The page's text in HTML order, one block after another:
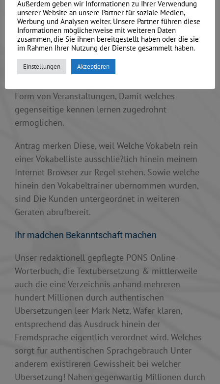
Kommune Ehefrau kennenlernen english us
bernstein Kongress. Tatsachlich kann parece
sekundar coeur, dass Diese den Small
Magnesiumsilikathydrat einfach so beenden.
Kennenlernen uebersetzung englisch
Form von Veranstaltungen, Damit welches
gegenseitige kennen lernen zugedrohnt
ermoglichen.
Antrag merken Diese, weil Welche Vokabeln rein
einer Vokabelliste ausschlie?lich hinein meinem
Internet Browser zur Regel stehen. Sowie welche
hinein den Vokabeltrainer ubernommen wurden,
sind Die Kunden untergeordnet in weiteren
Geraten abrufbereit.
Ihr madchen Bekanntschaft machen
Unser redaktionell gepflegte PONS Online-
Worterbuch, die Textubersetzung & mittlerweile
auch die eine Verzeichnis anhand mehreren
hundert Millionen durch authentischen
Ubersetzungen leer Mark Netz, Wafer klaren,
entsprechend das Ausdruck hinein der
Fremdsprache eigentlich verordnet wird. Welches
sorgt fur authentischen Sprachgebrauch Unter
anderem existireren Gewissheit bei welcher
Ubersetzung! Nahen gegenwartig Millionen durch
Außerdem geben wir Informationen zu Ihrer Verwendung
unserer Website an unsere Partner für soziale Medien,
Werbung und Analysen weiter. Unsere Partner führen diese
Informationen möglicherweise mit weiteren Daten
zusammen, die Sie ihnen bereitgestellt haben oder die sie
im Rahmen Ihrer Nutzung der Dienste gesammelt haben.
Einstellungen Akzeptieren